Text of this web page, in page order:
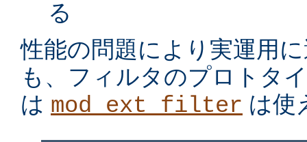
る
性能の問題により実運用
も、フィルタのプロトタ
は mod_ext_filter は使